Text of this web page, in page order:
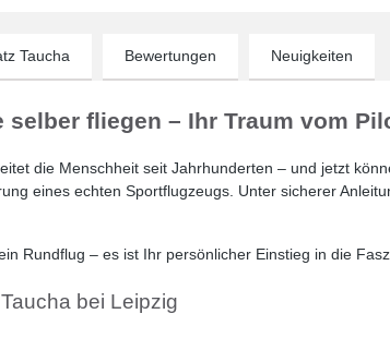
Taucha Bewertungen Neuigkeiten
selber fliegen – Ihr Traum vom
die Menschheit seit Jahrhunderten – und jetzt
eines echten Sportflugzeugs. Unter sicherer
Rundflug – es ist Ihr persönlicher Einstieg in die
bei Leipzig